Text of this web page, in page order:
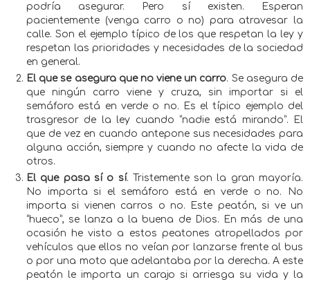
podría asegurar. Pero sí existen. Esperan
pacientemente (venga carro o no) para atravesar la
calle. Son el ejemplo típico de los que respetan la ley y
respetan las prioridades y necesidades de la sociedad
en general.
El que se asegura que no viene un carro. Se asegura de
que ningún carro viene y cruza, sin importar si el
semáforo está en verde o no. Es el típico ejemplo del
trasgresor de la ley cuando “nadie está mirando”. El
que de vez en cuando antepone sus necesidades para
alguna acción, siempre y cuando no afecte la vida de
otros.
El que pasa sí o sí. Tristemente son la gran mayoría.
No importa si el semáforo está en verde o no. No
importa si vienen carros o no. Este peatón, si ve un
“hueco”, se lanza a la buena de Dios. En más de una
ocasión he visto a estos peatones atropellados por
vehículos que ellos no veían por lanzarse frente al bus
o por una moto que adelantaba por la derecha. A este
peatón le importa un carajo si arriesga su vida y la